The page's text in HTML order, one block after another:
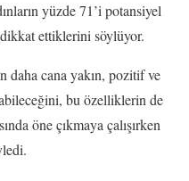
yüzde 71’i potansiyel
ettiklerini söylüyor.
daha cana yakın, pozitif ve
bu özelliklerin de
öne çıkmaya çalışırken